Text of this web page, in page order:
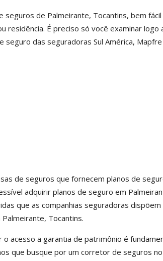
de Palmeirante, Tocantins, bem fácil
É preciso só você examinar logo
das seguradoras Sul América,
de seguros que fornecem planos de
adquirir planos de seguro em
que as companhias seguradoras dispõem
Tocantins.
acesso a garantia de patrimônio é
que busque por um corretor de seguros no